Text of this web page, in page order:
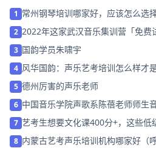
1 常州钢琴培训哪家好，应该怎么选
2 2022年这家武汉音乐集训营「免费
3 国韵学员朱啸宇
4 风华国韵：声乐艺考培训怎么样才
5 德州厉害的声乐老师
6 中国音乐学院声歌系陈蓓老师师生
7 艺考生想要文化课400分+，这些低
8 内蒙古艺考声乐培训机构哪家好（